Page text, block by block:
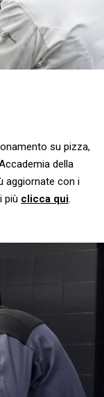
su pizza,
della
aggiornate con i
più clicca qui.